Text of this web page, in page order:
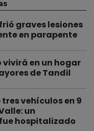
graves lesiones
en parapente
vivirá en un hogar
de Tandil
vehículos en 9
un
hospitalizado